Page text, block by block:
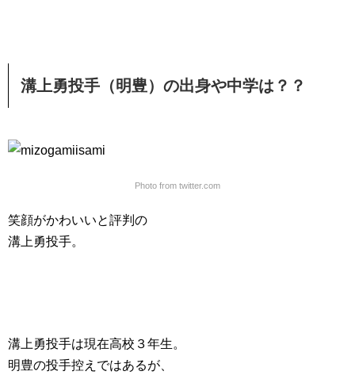
溝上勇投手（明豊）の出身や中学は？？
Photo from twitter.com
笑顔がかわいいと評判の
溝上勇投手。
溝上勇投手は現在高校３年生。
明豊の投手控えではあるが、